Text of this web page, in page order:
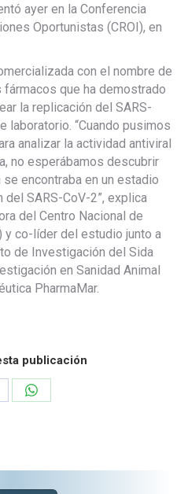
ayer en la Conferencia
Oportunistas (CROI), en
con el nombre de
que ha demostrado
la replicación del SARS-
laboratorio. “Cuando pusimos
analizar la actividad antiviral
no esperábamos descubrir
encontraba en un estadio
SARS-CoV-2”, explica
del Centro Nacional de
y co-líder del estudio junto a
de Investigación del Sida
en Sanidad Animal
PharmaMar.
publicación
Share